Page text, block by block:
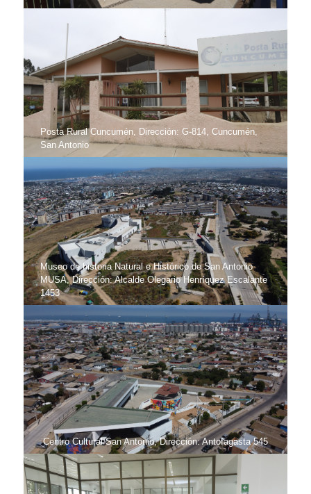
Posta Rural Cuncumén, Dirección: G-814, Cuncumén,
San Antonio
Museo de historia Natural e Histórico de San Antonio
MUSA, Dirección: Alcalde Olegario Henríquez Escalante
1453
Centro Cultural San Antonio, Dirección: Antofagasta 545